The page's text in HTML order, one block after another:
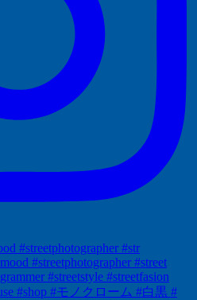
#streetphotographer #str